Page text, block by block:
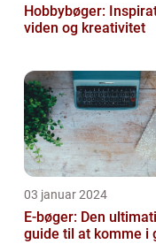
Hobbybøger:
viden og kreativitet
03 januar 2024
E-bøger: Den
guide til at komme i